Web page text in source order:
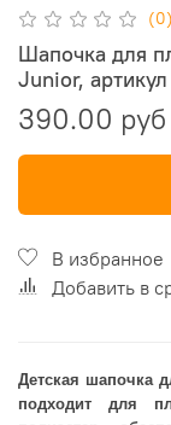
(0)
Шапочка для
Junior,
390.00 руб
В избранное
Добавить в
Детская шапочка
подходит для